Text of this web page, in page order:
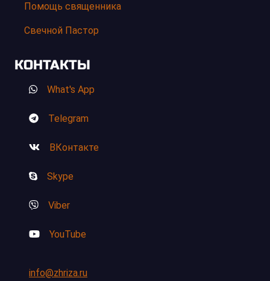
Помощь священника
Свечной Пастор
КОНТАКТЫ
What's App
Telegram
ВКонтакте
Skype
Viber
YouTube
info@zhriza.ru